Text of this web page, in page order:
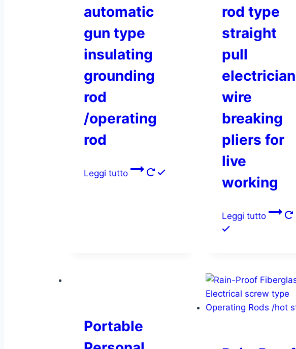
automatic
gun type
insulating
grounding
rod
/operating
rod
Leggi tutto
rod type
straight
pull
electrician
wire
breaking
pliers for
live
working
Leggi tutto
Portable